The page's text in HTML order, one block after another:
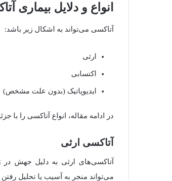
انواع و دلایل بیماری
آتاکسی می‌تواند به اشکال زیر باشد:
ارثی
اکتسابی
ایدیوپاتیک (بدون علت مشخص)
در ادامه مقاله، انواع آتاکسی را با
آتاکسی ارثی
آتاکسی‌های ارثی به دلیل جهش
می‌تواند منجر به آسیب یا تحلیل